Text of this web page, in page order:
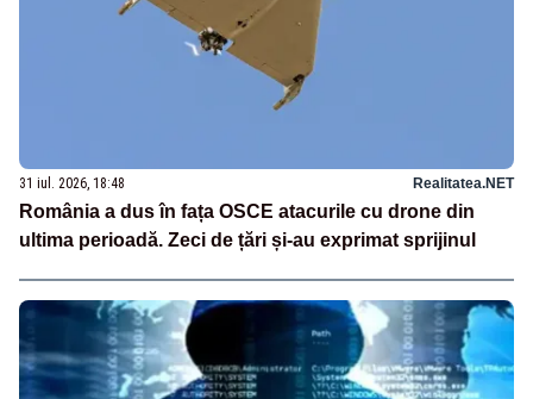
31 iul. 2026, 18:48 Realitatea.NET
România a dus în fața OSCE atacurile cu drone din
ultima perioadă. Zeci de țări și-au exprimat sprijinul